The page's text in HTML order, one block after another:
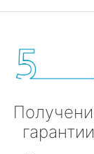
гарантии